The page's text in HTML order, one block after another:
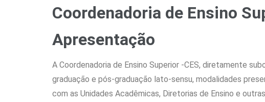
Coordenadoria de Ensino
Apresentação
A Coordenadoria de Ensino Superior -CES, diretamente
graduação e pós-graduação lato-sensu, modalidades
com as Unidades Acadêmicas, Diretorias de Ensino e